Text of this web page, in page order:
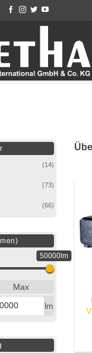
(14)
(73)
(66)
50000lm
Max
lm